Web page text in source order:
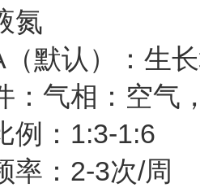
氮
默认）：生
：气相：空
例：1:3-1:6
率：2-3次/周